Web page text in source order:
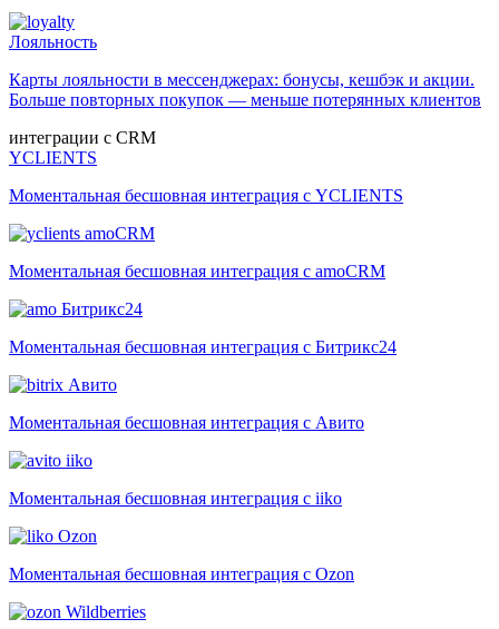
Лояльность
Карты лояльности в мессенджерах: бонусы, кешбэк и акции.
Больше повторных покупок — меньше потерянных клиентов
интеграции с CRM
YCLIENTS
Моментальная бесшовная интеграция с YCLIENTS
amoCRM
Моментальная бесшовная интеграция с amoCRM
Битрикс24
Моментальная бесшовная интеграция с Битрикс24
Авито
Моментальная бесшовная интеграция с Авито
iiko
Моментальная бесшовная интеграция с iiko
Ozon
Моментальная бесшовная интеграция с Ozon
Wildberries